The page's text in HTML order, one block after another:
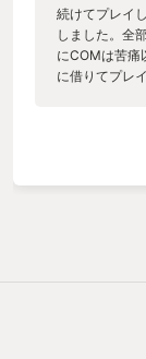
続けてプレイ
しました。全
にCOMは苦痛
に借りてプレ
いますが、何
ですが当時は
だ・・・くら